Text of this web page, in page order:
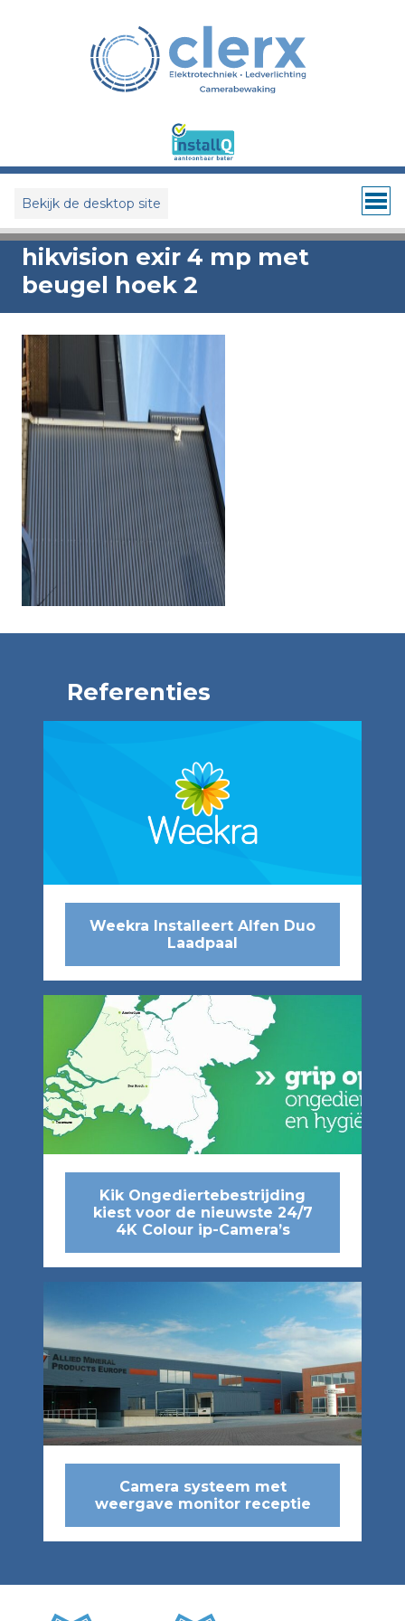
Bekijk de desktop site
hikvision exir 4 mp met
beugel hoek 2
Referenties
Weekra Installeert Alfen Duo
Laadpaal
Kik Ongediertebestrijding
kiest voor de nieuwste 24/7
4K Colour ip-Camera’s
Camera systeem met
weergave monitor receptie